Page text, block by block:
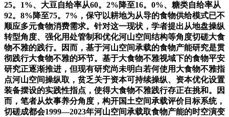
25。1%、大豆自给率从60。2%降至16。0%、糖类自给率从
92。8%降至75。7%，保守以耕地为从导的食物供给模式已不
顺应多元食物消费需求。针对这一现状，学者提出从地盘操纵
转型角度、强化用处管制和优化河山空间结构等角度切磋大食
物不雅的践行。因而，基于河山空间承载的食物产能研究是贯
彻践行大食物不雅的环节。基于大食物不雅视域下的食物平安
研究正逐渐推进，但现有研究尚未明白若何使用大食物不雅指
点河山空间操纵取，贫乏关于资本可持续操纵、资本优化设置
装备摆设的实践性指点，使得大食物不雅践行存正在挑和。因
而，笔者从炊事养分角度，构开国土空间承载评价目标系统，
切磋成都会1999—2023年河山空间承载取食物产能的时空演变